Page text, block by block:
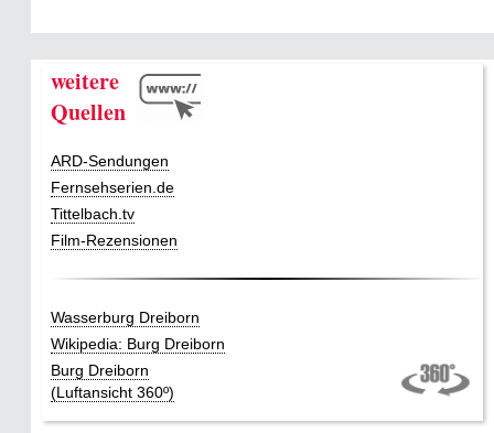
weitere
Quellen
ARD-Sendungen
Fernsehserien.de
Tittelbach.tv
Film-Rezensionen
Wasserburg Dreiborn
Wikipedia: Burg Dreiborn
Burg Dreiborn
(Luftansicht 360º)